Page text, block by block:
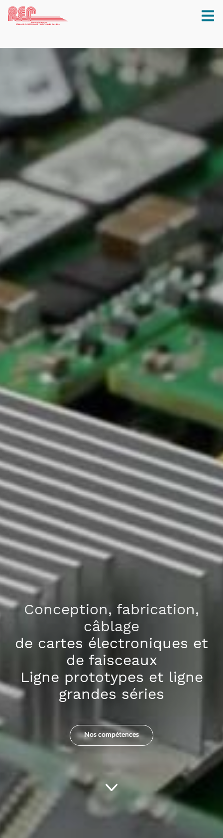
Aller au contenu
Conception, fabrication,
câblage
de cartes électroniques et
de faisceaux
Ligne prototypes et ligne
grandes séries
Nos compétences